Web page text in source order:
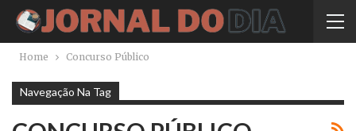
Home Concurso Público
Navegação Na Tag